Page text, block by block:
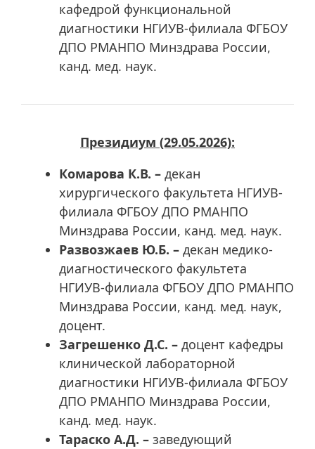
кафедрой функциональной
диагностики НГИУВ-филиала ФГБОУ
ДПО РМАНПО Минздрава России,
канд. мед. наук.
Президиум (29.05.2026):
Комарова К.В. – декан
хирургического факультета НГИУВ-
филиала ФГБОУ ДПО РМАНПО
Минздрава России, канд. мед. наук.
Развозжаев Ю.Б. – декан медико-
диагностического факультета
НГИУВ-филиала ФГБОУ ДПО РМАНПО
Минздрава России, канд. мед. наук,
доцент.
Загрешенко Д.С. – доцент кафедры
клинической лабораторной
диагностики НГИУВ-филиала ФГБОУ
ДПО РМАНПО Минздрава России,
канд. мед. наук.
Тараско А.Д. – заведующий